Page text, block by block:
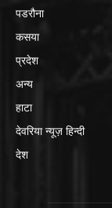
पडरौना
कसया
प्रदेश
अन्य
हाटा
देवरिया न्यूज़ हिन्दी
देश